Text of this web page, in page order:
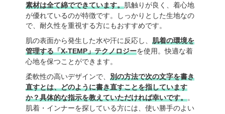
素材は全て綿でできています。肌触りが良く、着心地
が優れているのが特徴です。しっかりとした生地なの
で、耐久性を重視する方にもおすすめです。
肌の表面から発生した水や汗に反応し、 肌着の環境を
管理する「X-TEMP」テクノロジーを使用。快適な着
心地を保つことができます。
柔軟性の高いデザインで、 別の方法で次の文字を書き
直すとは、どのように書き直すことを指しています
か？具体的な指示を教えていただければ幸いです。。
肌着・インナーを探している方には、使い勝手のよい